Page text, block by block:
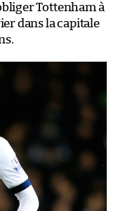
Tottenham à
dans la capitale